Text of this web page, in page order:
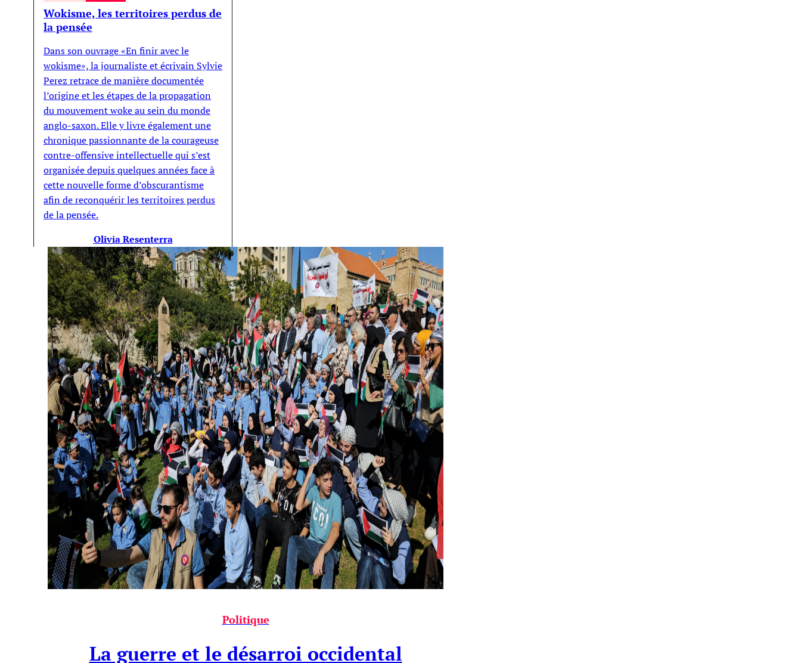
Wokisme, les territoires perdus de
la pensée
Dans son ouvrage «En finir avec le
wokisme», la journaliste et écrivain Sylvie
Perez retrace de manière documentée
l’origine et les étapes de la propagation
du mouvement woke au sein du monde
anglo-saxon. Elle y livre également une
chronique passionnante de la courageuse
contre-offensive intellectuelle qui s’est
organisée depuis quelques années face à
cette nouvelle forme d’obscurantisme
afin de reconquérir les territoires perdus
de la pensée.
Olivia Resenterra
Politique
La guerre et le désarroi occidental